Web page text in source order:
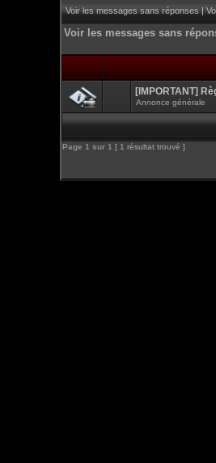
Voir les messages sans réponses|
Voir les messages sans
[IMPORTANT]
Annonce générale
Page 1 sur 1 [ 1 résultat trouvé ]